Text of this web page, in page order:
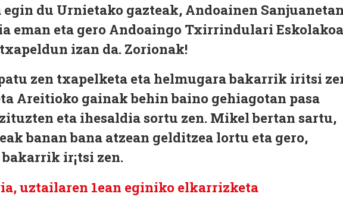
egin du Urnietako gazteak, Andoainen
eman eta gero Andoaingo Txirrindulari Eskolakoa
izan da. Zorionak!
zen txapelketa eta helmugara bakarrik iritsi
Areitioko gainak behin baino gehiagotan pasa
eta ihesaldia sortu zen. Mikel bertan sartu,
banan bana atzean gelditzea lortu eta gero,
ir¡tsi zen.
uztailaren 1ean eginiko elkarrizketa